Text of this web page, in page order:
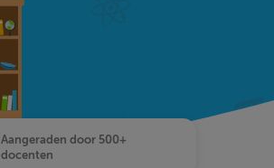
Aangeraden door 500+
docenten